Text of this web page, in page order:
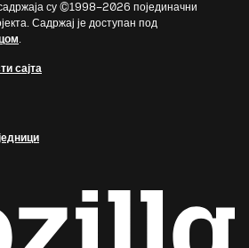
су ©1998–2026 појединачни
Садржај је доступан под
.
сајта